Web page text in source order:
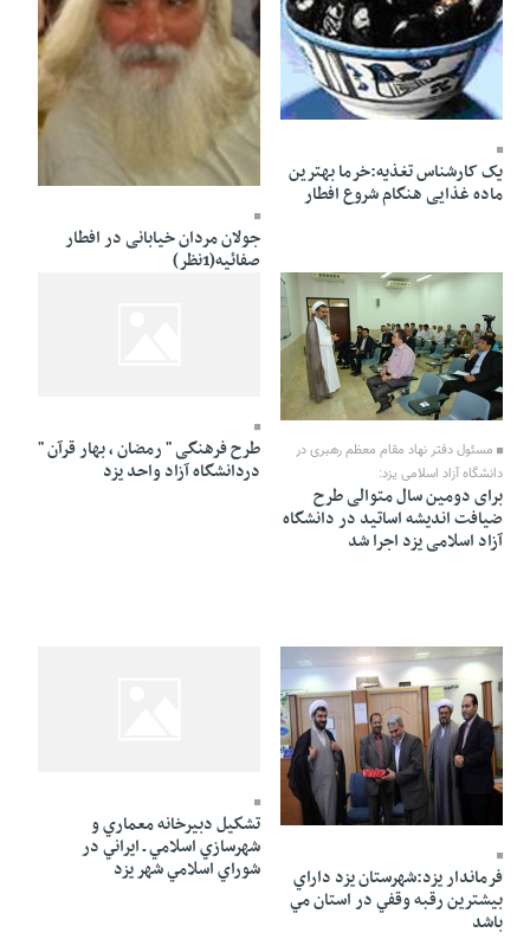
03 Mordad 1391 - 17:46
یک کار‌شناس تغذیه:خرما بهترین
ماده غذایی هنگام شروع افطار
03 Mordad 1391 - 16:56
جولان مردان خیابانی در افطار
صفائیه(1نظر)
مسئول دفتر نهاد مقام معظم رهبری در
دانشگاه آزاد اسلامی يزد:
برای دومين سال متوالی طرح
ضيافت انديشه اساتيد در دانشگاه
آزاد اسلامی يزد اجرا شد
طرح فرهنگی " رمضان ، بهار قرآن "
دردانشگاه آزاد واحد يزد
فرماندار يزد:شهرستان يزد داراي
بيشترين رقبه وقفي در استان مي
باشد
تشكيل دبيرخانه معماري و
شهرسازي اسلامي ـ ايراني در
شوراي اسلامي شهر يزد